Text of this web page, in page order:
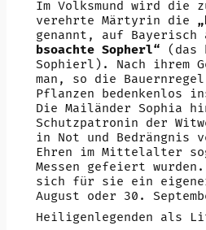
Im Volksmund wird die
verehrte Märtyrin die
genannt, auf Bayerisch
bsoachte Sopherl“ (das
Sophierl). Nach ihrem
man, so die
Pflanzen bedenkenlos
Die Mailänder Sophia
Schutzpatronin der
in Not und Bedrängnis
Ehren im Mittelalter
Messen gefeiert
sich für sie ein eigener
August oder 30.
Heiligenlegenden als